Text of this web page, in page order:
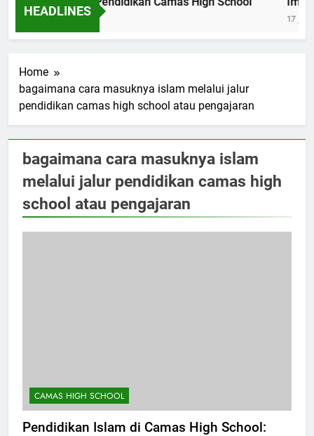
HEADLINES
17 Jam
Home
bagaimana cara masuknya islam melalui jalur
pendidikan camas high school atau pengajaran
bagaimana cara masuknya islam
melalui jalur pendidikan camas high
school atau pengajaran
CAMAS HIGH SCHOOL
Pendidikan Islam di Camas High School: